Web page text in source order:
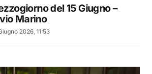
del 15 Giugno –
Marino
2026, 11:53